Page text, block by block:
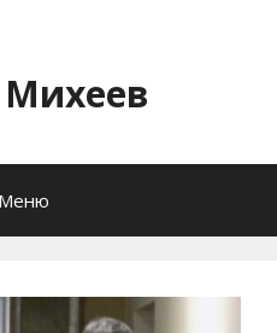
Михеев
Меню